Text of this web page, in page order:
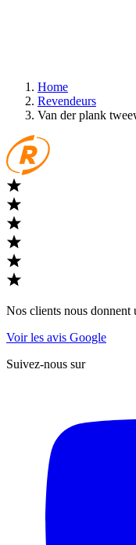
Home
Revendeurs
Van der plank
Nos clients nous donnent
Voir les avis Google
Suivez-nous sur